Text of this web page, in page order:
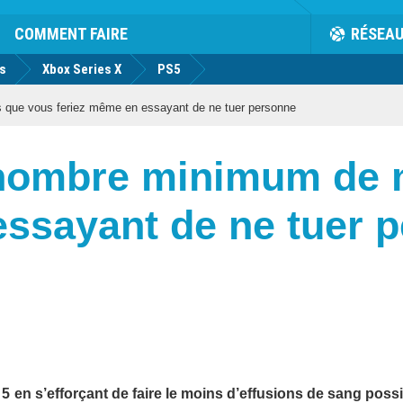
COMMENT FAIRE RÉSEAU
Xbox Series X PS5
vous feriez même en essayant de ne tuer personne
minimum de
de ne tuer
en s’efforçant de faire le moins d’effusions de sang